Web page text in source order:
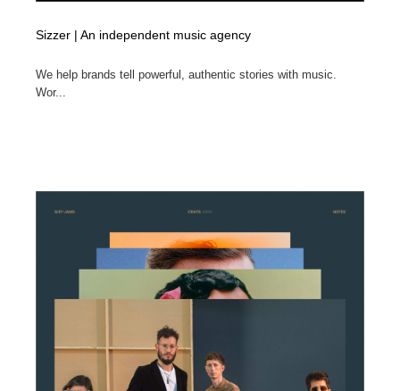
Sizzer | An independent music agency
We help brands tell powerful, authentic stories with music.
Wor...